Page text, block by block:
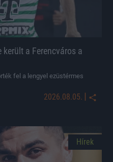
a Ferencváros a
fel a lengyel ezüstérmes
2026.08.05. |
Hírek